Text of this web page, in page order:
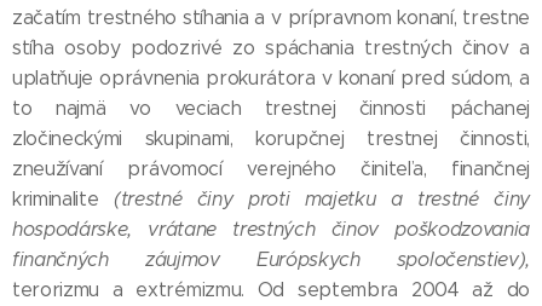
začatím trestného stíhania a v prípravnom konaní, trestne
stíha osoby podozrivé zo spáchania trestných činov a
uplatňuje oprávnenia prokurátora v konaní pred súdom, a
to najmä vo veciach trestnej činnosti páchanej
zločineckými skupinami, korupčnej trestnej činnosti,
zneužívaní právomocí verejného činiteľa, finančnej
kriminalite (trestné činy proti majetku a trestné činy
hospodárske, vrátane trestných činov poškodzovania
finančných záujmov Európskych spoločenstiev),
terorizmu a extrémizmu. Od septembra 2004 až do